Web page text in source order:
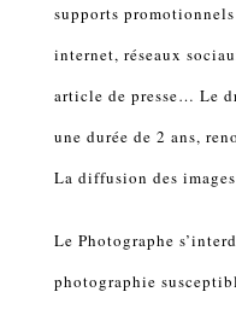
supports
internet, réseaux
article de presse… Le
une durée de 2 ans,
La diffusion des
Le Photographe
photographie